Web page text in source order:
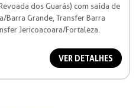
dos Guarás) com saída de
Barra Grande, Transfer Barra
Jericoacoara/Fortaleza.
VER DETALHES